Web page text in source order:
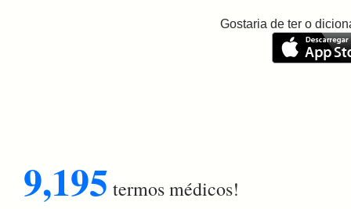
Gostaria de ter o
9,195 termos médicos!